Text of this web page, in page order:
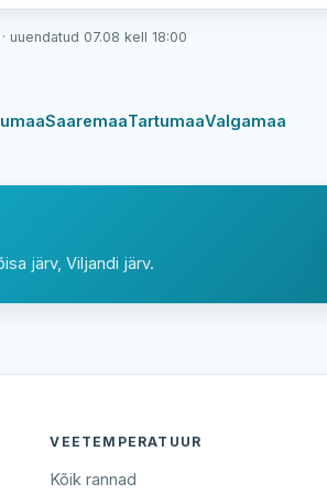
uuendatud 07.08 kell 18:00
SaaremaaTartumaaValgamaa
järv, Viljandi järv.
VEETEMPERATUUR
Kõik rannad